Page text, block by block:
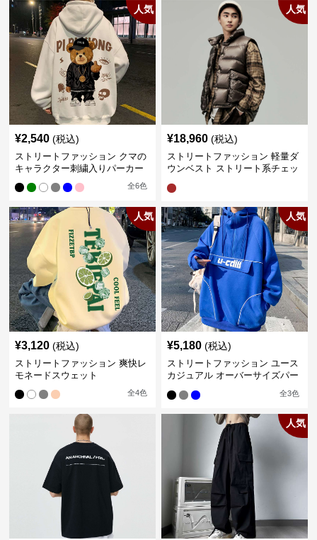
人気
¥2,540 (税込)
ストリートファッション クマの
キャラクター刺繍入りパーカー
全6色
人気
¥18,960 (税込)
ストリートファッション 軽量ダ
ウンベスト ストリート系チェッ
人気
¥3,120 (税込)
ストリートファッション 爽快レ
モネードスウェット
全4色
人気
¥5,180 (税込)
ストリートファッション ユース
カジュアル オーバーサイズパー
全3色
人気